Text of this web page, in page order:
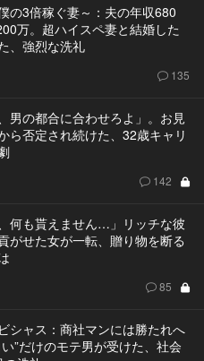
の3倍稼ぐ妻～：夫の年収680
万。超ハイスペ妻と結婚した
、強烈な洗礼
135
男の都合に合わせろよ」。お見
ら否定され続けた、32歳キャリ
142
、何も貰えません…」リッチな彼
がせた女が一転、贈り物を断る
85
シャス：商社マンには勝たれへ
い”だけのモテ男が受けた、社会